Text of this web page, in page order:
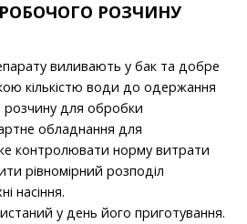
РОЗЧИНУ
виливають у бак та добре
кількістю води до одержання
розчину для обробки
обладнання для
контролювати норму витрати
рівномірний розподіл
насіння.
у день його приготування.